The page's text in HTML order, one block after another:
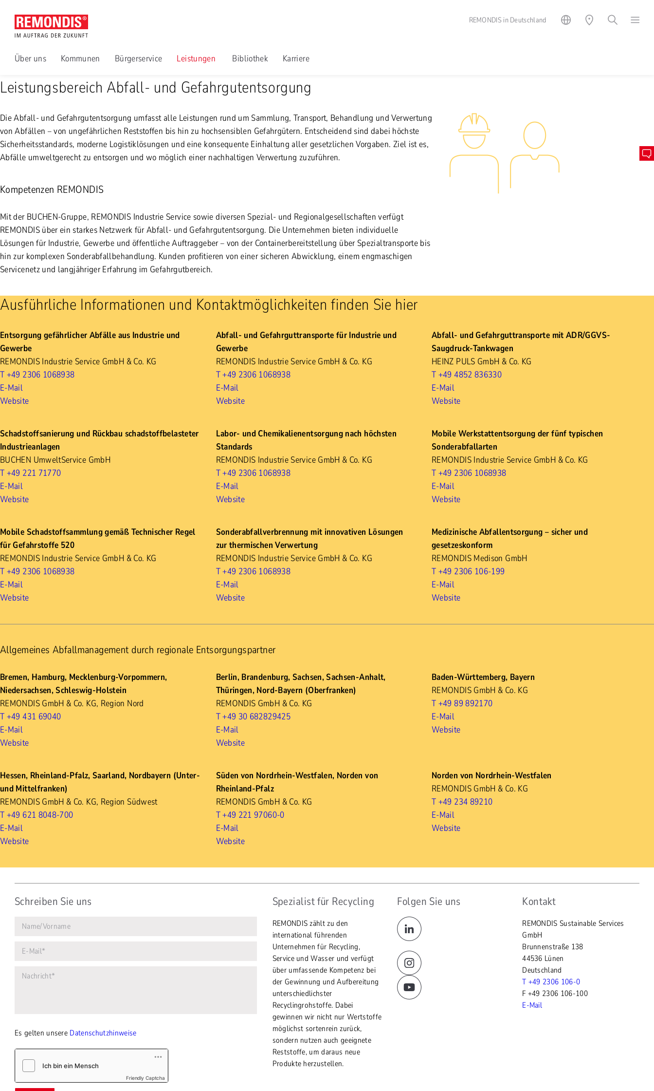
REMONDIS in Deutschland
Über uns Kommunen Bürgerservice Leistungen Bibliothek Karriere
Gefahrgutentsorgung
Abfall- und Gefahrgutentsorgung allgemein Leistungen und Ansprechpartner
Leistungsbereich Abfall- und Gefahrgutentsorgung
Die Abfall- und Gefahrgutentsorgung umfasst alle Leistungen rund um Sammlung, Transport, Behandlung und Verwertung
von Abfällen – von ungefährlichen Reststoffen bis hin zu hochsensiblen Gefahrgütern. Entscheidend sind dabei höchste
Sicherheitsstandards, moderne Logistiklösungen und eine konsequente Einhaltung aller gesetzlichen Vorgaben. Ziel ist es,
Abfälle umweltgerecht zu entsorgen und wo möglich einer nachhaltigen Verwertung zuzuführen.
Kompetenzen REMONDIS
Mit der BUCHEN-Gruppe, REMONDIS Industrie Service sowie diversen Spezial- und Regionalgesellschaften verfügt
REMONDIS über ein starkes Netzwerk für Abfall- und Gefahrgutentsorgung. Die Unternehmen bieten individuelle
Lösungen für Industrie, Gewerbe und öffentliche Auftraggeber – von der Containerbereitstellung über Spezialtransporte bis
hin zur komplexen Sonderabfallbehandlung. Kunden profitieren von einer sicheren Abwicklung, einem engmaschigen
Servicenetz und langjähriger Erfahrung im Gefahrgutbereich.
Ausführliche Informationen und Kontaktmöglichkeiten finden Sie hier
Entsorgung gefährlicher Abfälle aus Industrie und
Gewerbe
REMONDIS Industrie Service GmbH & Co. KG
T +49 2306 1068938
E-Mail
Website
Abfall- und Gefahrguttransporte für Industrie und
Gewerbe
REMONDIS Industrie Service GmbH & Co. KG
T +49 2306 1068938
E-Mail
Website
Abfall- und Gefahrguttransporte mit ADR/GGVS-
Saugdruck-Tankwagen
HEINZ PULS GmbH & Co. KG
T +49 4852 836330
E-Mail
Website
Schadstoffsanierung und Rückbau schadstoffbelasteter
Industrieanlagen
BUCHEN UmweltService GmbH
T +49 221 71770
E-Mail
Website
Labor- und Chemikalienentsorgung nach höchsten
Standards
REMONDIS Industrie Service GmbH & Co. KG
T +49 2306 1068938
E-Mail
Website
Mobile Werkstattentsorgung der fünf typischen
Sonderabfallarten
REMONDIS Industrie Service GmbH & Co. KG
T +49 2306 1068938
E-Mail
Website
Mobile Schadstoffsammlung gemäß Technischer Regel
für Gefahrstoffe 520
REMONDIS Industrie Service GmbH & Co. KG
T +49 2306 1068938
E-Mail
Website
Sonderabfallverbrennung mit innovativen Lösungen
zur thermischen Verwertung
REMONDIS Industrie Service GmbH & Co. KG
T +49 2306 1068938
E-Mail
Website
Medizinische Abfallentsorgung – sicher und
gesetzeskonform
REMONDIS Medison GmbH
T +49 2306 106-199
E-Mail
Website
Allgemeines Abfallmanagement durch regionale Entsorgungspartner
Bremen, Hamburg, Mecklenburg-Vorpommern,
Niedersachsen, Schleswig-Holstein
REMONDIS GmbH & Co. KG, Region Nord
T +49 431 69040
E-Mail
Website
Berlin, Brandenburg, Sachsen, Sachsen-Anhalt,
Thüringen, Nord-Bayern (Oberfranken)
REMONDIS GmbH & Co. KG
T +49 30 682829425
E-Mail
Website
Baden-Württemberg, Bayern
REMONDIS GmbH & Co. KG
T +49 89 892170
E-Mail
Website
Hessen, Rheinland-Pfalz, Saarland, Nordbayern (Unter-
und Mittelfranken)
REMONDIS GmbH & Co. KG, Region Südwest
T +49 621 8048-700
E-Mail
Website
Süden von Nordrhein-Westfalen, Norden von
Rheinland-Pfalz
REMONDIS GmbH & Co. KG
T +49 221 97060-0
E-Mail
Website
Norden von Nordrhein-Westfalen
REMONDIS GmbH & Co. KG
T +49 234 89210
E-Mail
Website
Schreiben Sie uns
Es gelten unsere Datenschutzhinweise
Friendly Captcha
Spezialist für Recycling
REMONDIS zählt zu den
international führenden
Unternehmen für Recycling,
Service und Wasser und verfügt
über umfassende Kompetenz bei
der Gewinnung und Aufbereitung
unterschiedlichster
Recyclingrohstoffe. Dabei
gewinnen wir nicht nur Wertstoffe
möglichst sortenrein zurück,
sondern nutzen auch geeignete
Reststoffe, um daraus neue
Produkte herzustellen.
Folgen Sie uns Kontakt
REMONDIS Sustainable Services
GmbH
Brunnenstraße 138
44536 Lünen
Deutschland
T +49 2306 106-0
F +49 2306 106-100
E-Mail